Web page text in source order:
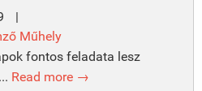
|
Műhely
fontos feladata lesz
Read more →